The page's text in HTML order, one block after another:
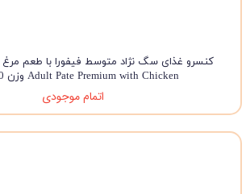
Adult Pate Premium with Chicken وزن 400 گرم
اتمام موجودی